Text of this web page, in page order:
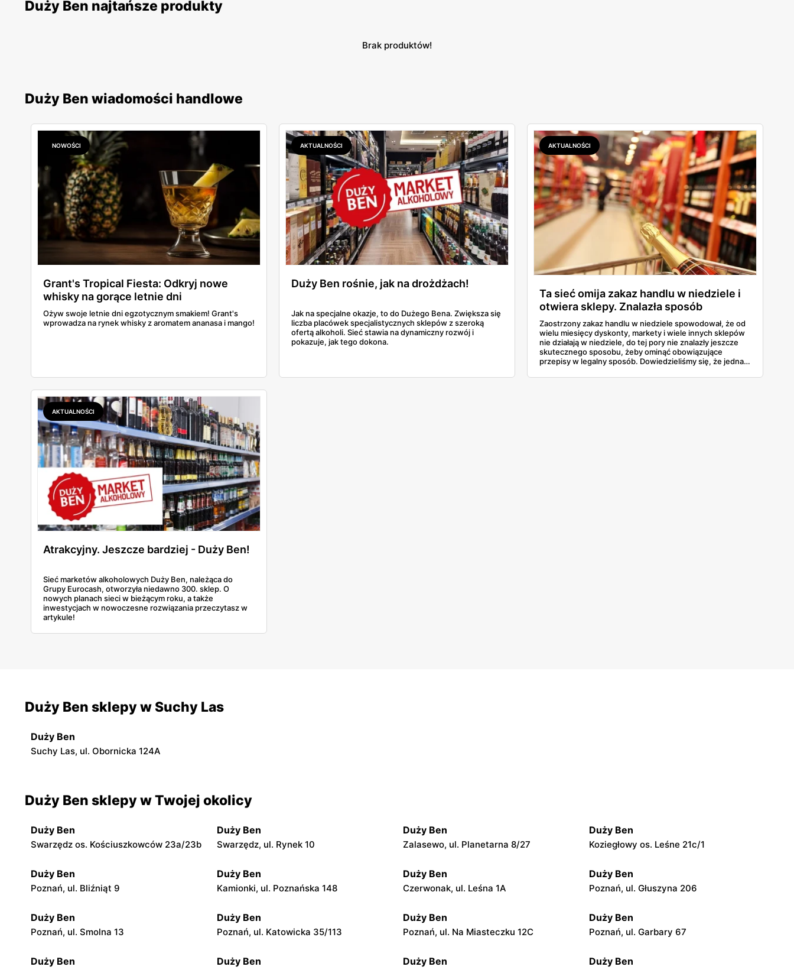
Duży Ben najtańsze produkty
Brak produktów!
Duży Ben wiadomości handlowe
NOWOŚCI
Grant's Tropical Fiesta: Odkryj nowe
whisky na gorące letnie dni
Ożyw swoje letnie dni egzotycznym smakiem! Grant's
wprowadza na rynek whisky z aromatem ananasa i mango!
AKTUALNOŚCI
Duży Ben rośnie, jak na drożdżach!
Jak na specjalne okazje, to do Dużego Bena. Zwiększa się
liczba placówek specjalistycznych sklepów z szeroką
ofertą alkoholi. Sieć stawia na dynamiczny rozwój i
pokazuje, jak tego dokona.
AKTUALNOŚCI
Ta sieć omija zakaz handlu w niedziele i
otwiera sklepy. Znalazła sposób
Zaostrzony zakaz handlu w niedziele spowodował, że od
wielu miesięcy dyskonty, markety i wiele innych sklepów
nie działają w niedziele, do tej pory nie znalazły jeszcze
skutecznego sposobu, żeby ominąć obowiązujące
przepisy w legalny sposób. Dowiedzieliśmy się, że jedna z
metodę, która pozwala prowadzić sprzedaż w każdy
AKTUALNOŚCI
Atrakcyjny. Jeszcze bardziej - Duży Ben!
Sieć marketów alkoholowych Duży Ben, należąca do
Grupy Eurocash, otworzyła niedawno 300. sklep. O
nowych planach sieci w bieżącym roku, a także
inwestycjach w nowoczesne rozwiązania przeczytasz w
artykule!
Duży Ben sklepy w Suchy Las
Duży Ben
Suchy Las, ul. Obornicka 124A
Duży Ben sklepy w Twojej okolicy
Duży Ben
Swarzędz os. Kościuszkowców 23a/23b
Duży Ben
Swarzędz, ul. Rynek 10
Duży Ben
Zalasewo, ul. Planetarna 8/27
Duży Ben
Koziegłowy os. Leśne 21c/1
Duży Ben
Poznań, ul. Bliźniąt 9
Duży Ben
Kamionki, ul. Poznańska 148
Duży Ben
Czerwonak, ul. Leśna 1A
Duży Ben
Poznań, ul. Głuszyna 206
Duży Ben
Poznań, ul. Smolna 13
Duży Ben
Poznań, ul. Katowicka 35/113
Duży Ben
Poznań, ul. Na Miasteczku 12C
Duży Ben
Poznań, ul. Garbary 67
Duży Ben Duży Ben Duży Ben Duży Ben